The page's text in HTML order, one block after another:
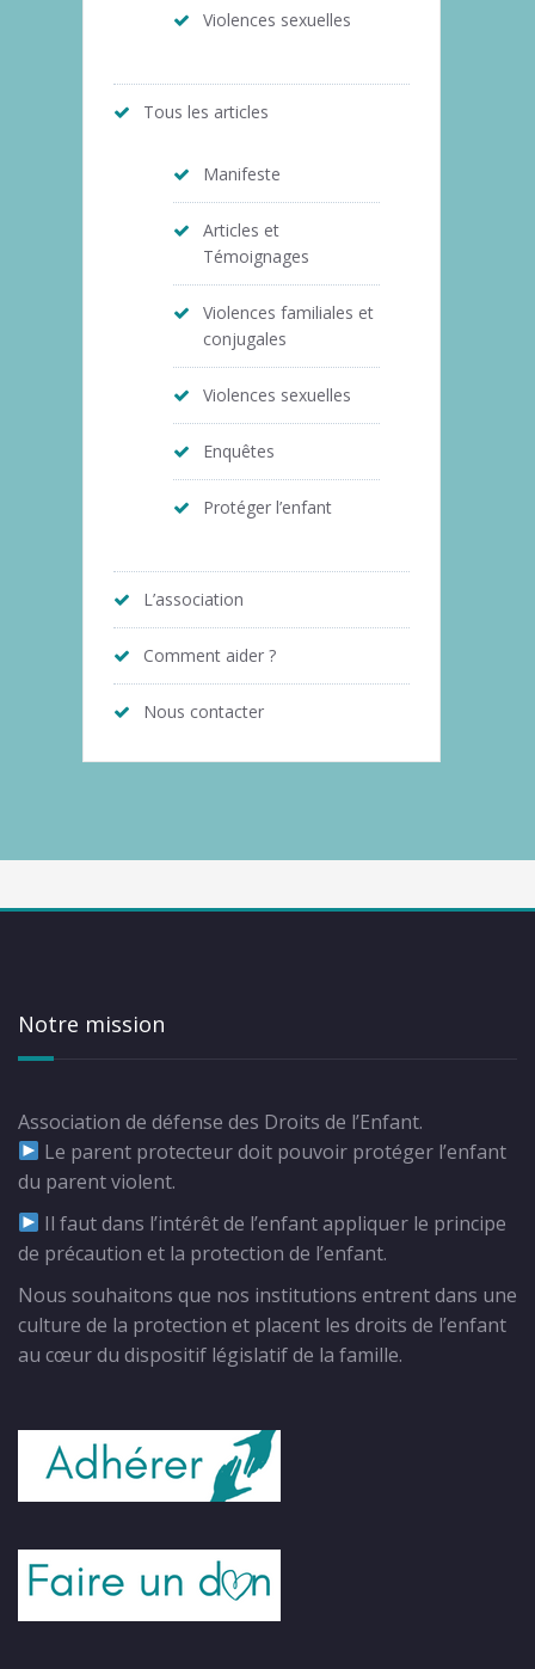
Violences sexuelles
Tous les articles
Manifeste
Articles et
Témoignages
Violences familiales et
conjugales
Violences sexuelles
Enquêtes
Protéger l’enfant
L’association
Comment aider ?
Nous contacter
Notre mission
Association de défense des Droits de l’Enfant.
Le parent protecteur doit pouvoir protéger l’enfant
du parent violent.
Il faut dans l’intérêt de l’enfant appliquer le principe
de précaution et la protection de l’enfant.
Nous souhaitons que nos institutions entrent dans une
culture de la protection et placent les droits de l’enfant
au cœur du dispositif législatif de la famille.